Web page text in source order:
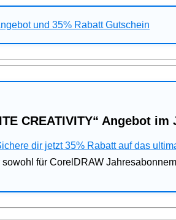
CREATIVITY“ Angebot im
dir jetzt 35% Rabatt auf das
für CorelDRAW